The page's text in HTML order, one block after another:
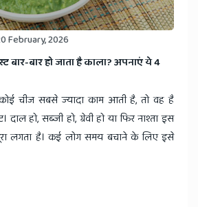
February, 2026
बार-बार हो जाता है काला? अपनाएं ये 4
चीज सबसे ज्यादा काम आती है, तो वह है
दाल हो, सब्जी हो, ग्रेवी हो या फिर नाश्ता इस
लगता है। कई लोग समय बचाने के लिए इसे